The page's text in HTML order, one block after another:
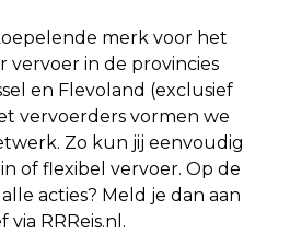
merk voor het
vervoer in de provincies
en Flevoland (exclusief
vervoerders vormen we
Zo kun jij eenvoudig
of flexibel vervoer. Op de
acties? Meld je dan aan
RRReis.nl.